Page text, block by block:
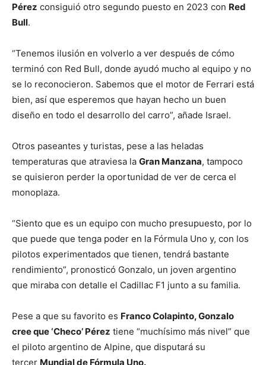
Pérez consiguió otro segundo puesto en 2023 con Red
Bull.
“Tenemos ilusión en volverlo a ver después de cómo
terminó con Red Bull, donde ayudó mucho al equipo y no
se lo reconocieron. Sabemos que el motor de Ferrari está
bien, así que esperemos que hayan hecho un buen
diseño en todo el desarrollo del carro”, añade Israel.
Otros paseantes y turistas, pese a las heladas
temperaturas que atraviesa la Gran Manzana, tampoco
se quisieron perder la oportunidad de ver de cerca el
monoplaza.
“Siento que es un equipo con mucho presupuesto, por lo
que puede que tenga poder en la Fórmula Uno y, con los
pilotos experimentados que tienen, tendrá bastante
rendimiento”, pronosticó Gonzalo, un joven argentino
que miraba con detalle el Cadillac F1 junto a su familia.
Pese a que su favorito es Franco Colapinto, Gonzalo
cree que ‘Checo’ Pérez tiene “muchísimo más nivel” que
el piloto argentino de Alpine, que disputará su
tercer Mundial de Fórmula Uno.